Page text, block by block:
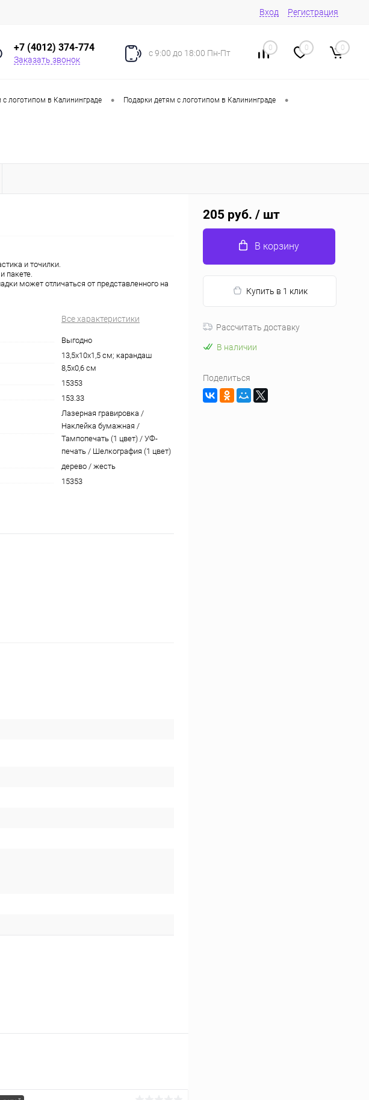
Вход Регистрация
+7 (4012) 374-774
Заказать звонок
с 9:00 до 18:00 Пн-Пт
0 0 0
логотипом в Калининграде • Подарки детям с логотипом в Калининграде •
и точилки.
пакете.
может отличаться от представленного на
Все характеристики
Выгодно
13,5х10х1,5 см; карандаш
8,5х0,6 см
15353
153.33
Лазерная гравировка /
Наклейка бумажная /
Тампопечать (1 цвет) / УФ-
печать / Шелкография (1 цвет)
дерево / жесть
15353
205 руб. / шт
В корзину
Купить в 1 клик
Рассчитать доставку
В наличии
Поделиться